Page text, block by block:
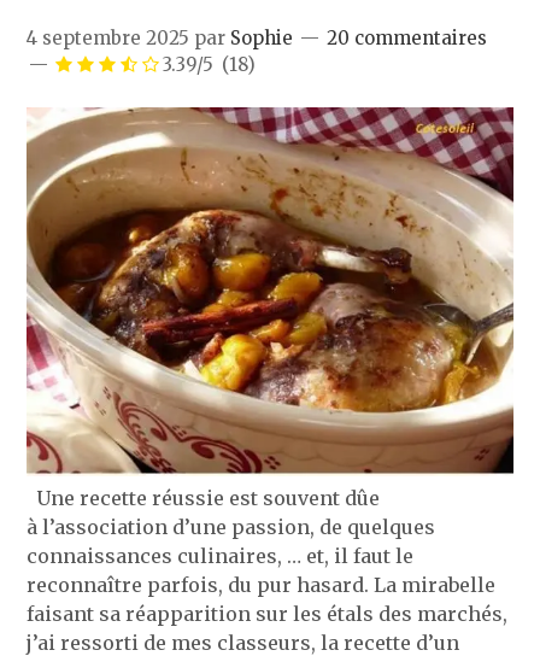
4 septembre 2025 par Sophie
20 commentaires
3.39/5 (18)
Une recette réussie est souvent dûe
à l’association d’une passion, de quelques
connaissances culinaires, … et, il faut le
reconnaître parfois, du pur hasard. La mirabelle
faisant sa réapparition sur les étals des marchés,
j’ai ressorti de mes classeurs, la recette d’un